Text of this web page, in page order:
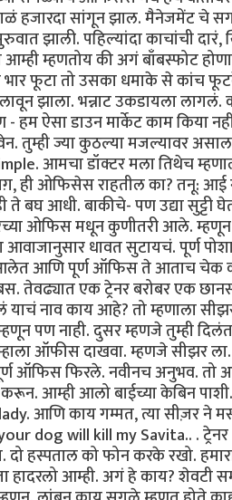
हजारदा सांगून झाल. मैनेजमेंट चे
झाली. पहिल्यांदा काचांची
म्हणतोय की अगं बाँबस्फोट
फूटा तो उसका धमाके से कांच
झाला. भन्नाट उकडायला
हम ऐसा डाउन मार्केट काम किया
तुम्ही ज्या कुठल्या मजल्यावर
आमचा डॉक्टर मला तिथेच
ही ओफिसेस राहतील का? तनू: आई
ते बघ आधी. बाकीचे- पण उद्या सुट्टी
ओफिस मधून कुणीतरी आले.
आवाजानुसार धावत सुटायचं. पूर्ण
आलेत आणि पूर्ण ऑफिस ते आताच
तेवढ्यात एक ट्रेनर बरोबर एक
याचं नाव काय आहे? तो म्हणाला
पण नाही. दुसर म्हणजे तुम्ही
ऑफीस दाखवा. म्हणजे सीझर
ऑफिस फिरले. नवीनच अनुभव. तो
आम्ही आलो बाईच्या केबिन
आणि काय गम्मत, त्या सीज़र ने
dog will kill my Savita.. .
हस्पताल को फोन करके रखो.
हादरलो आम्ही. अगं हे काय? शेवटी